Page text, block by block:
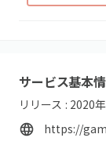
サービス基本
リリース : 2020年
https://